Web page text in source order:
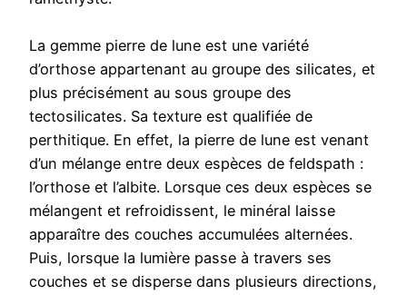
La gemme pierre de lune est une variété
d’orthose appartenant au groupe des silicates, et
plus précisément au sous groupe des
tectosilicates. Sa texture est qualifiée de
perthitique. En effet, la pierre de lune est venant
d’un mélange entre deux espèces de feldspath :
l’orthose et l’albite. Lorsque ces deux espèces se
mélangent et refroidissent, le minéral laisse
apparaître des couches accumulées alternées.
Puis, lorsque la lumière passe à travers ses
couches et se disperse dans plusieurs directions,